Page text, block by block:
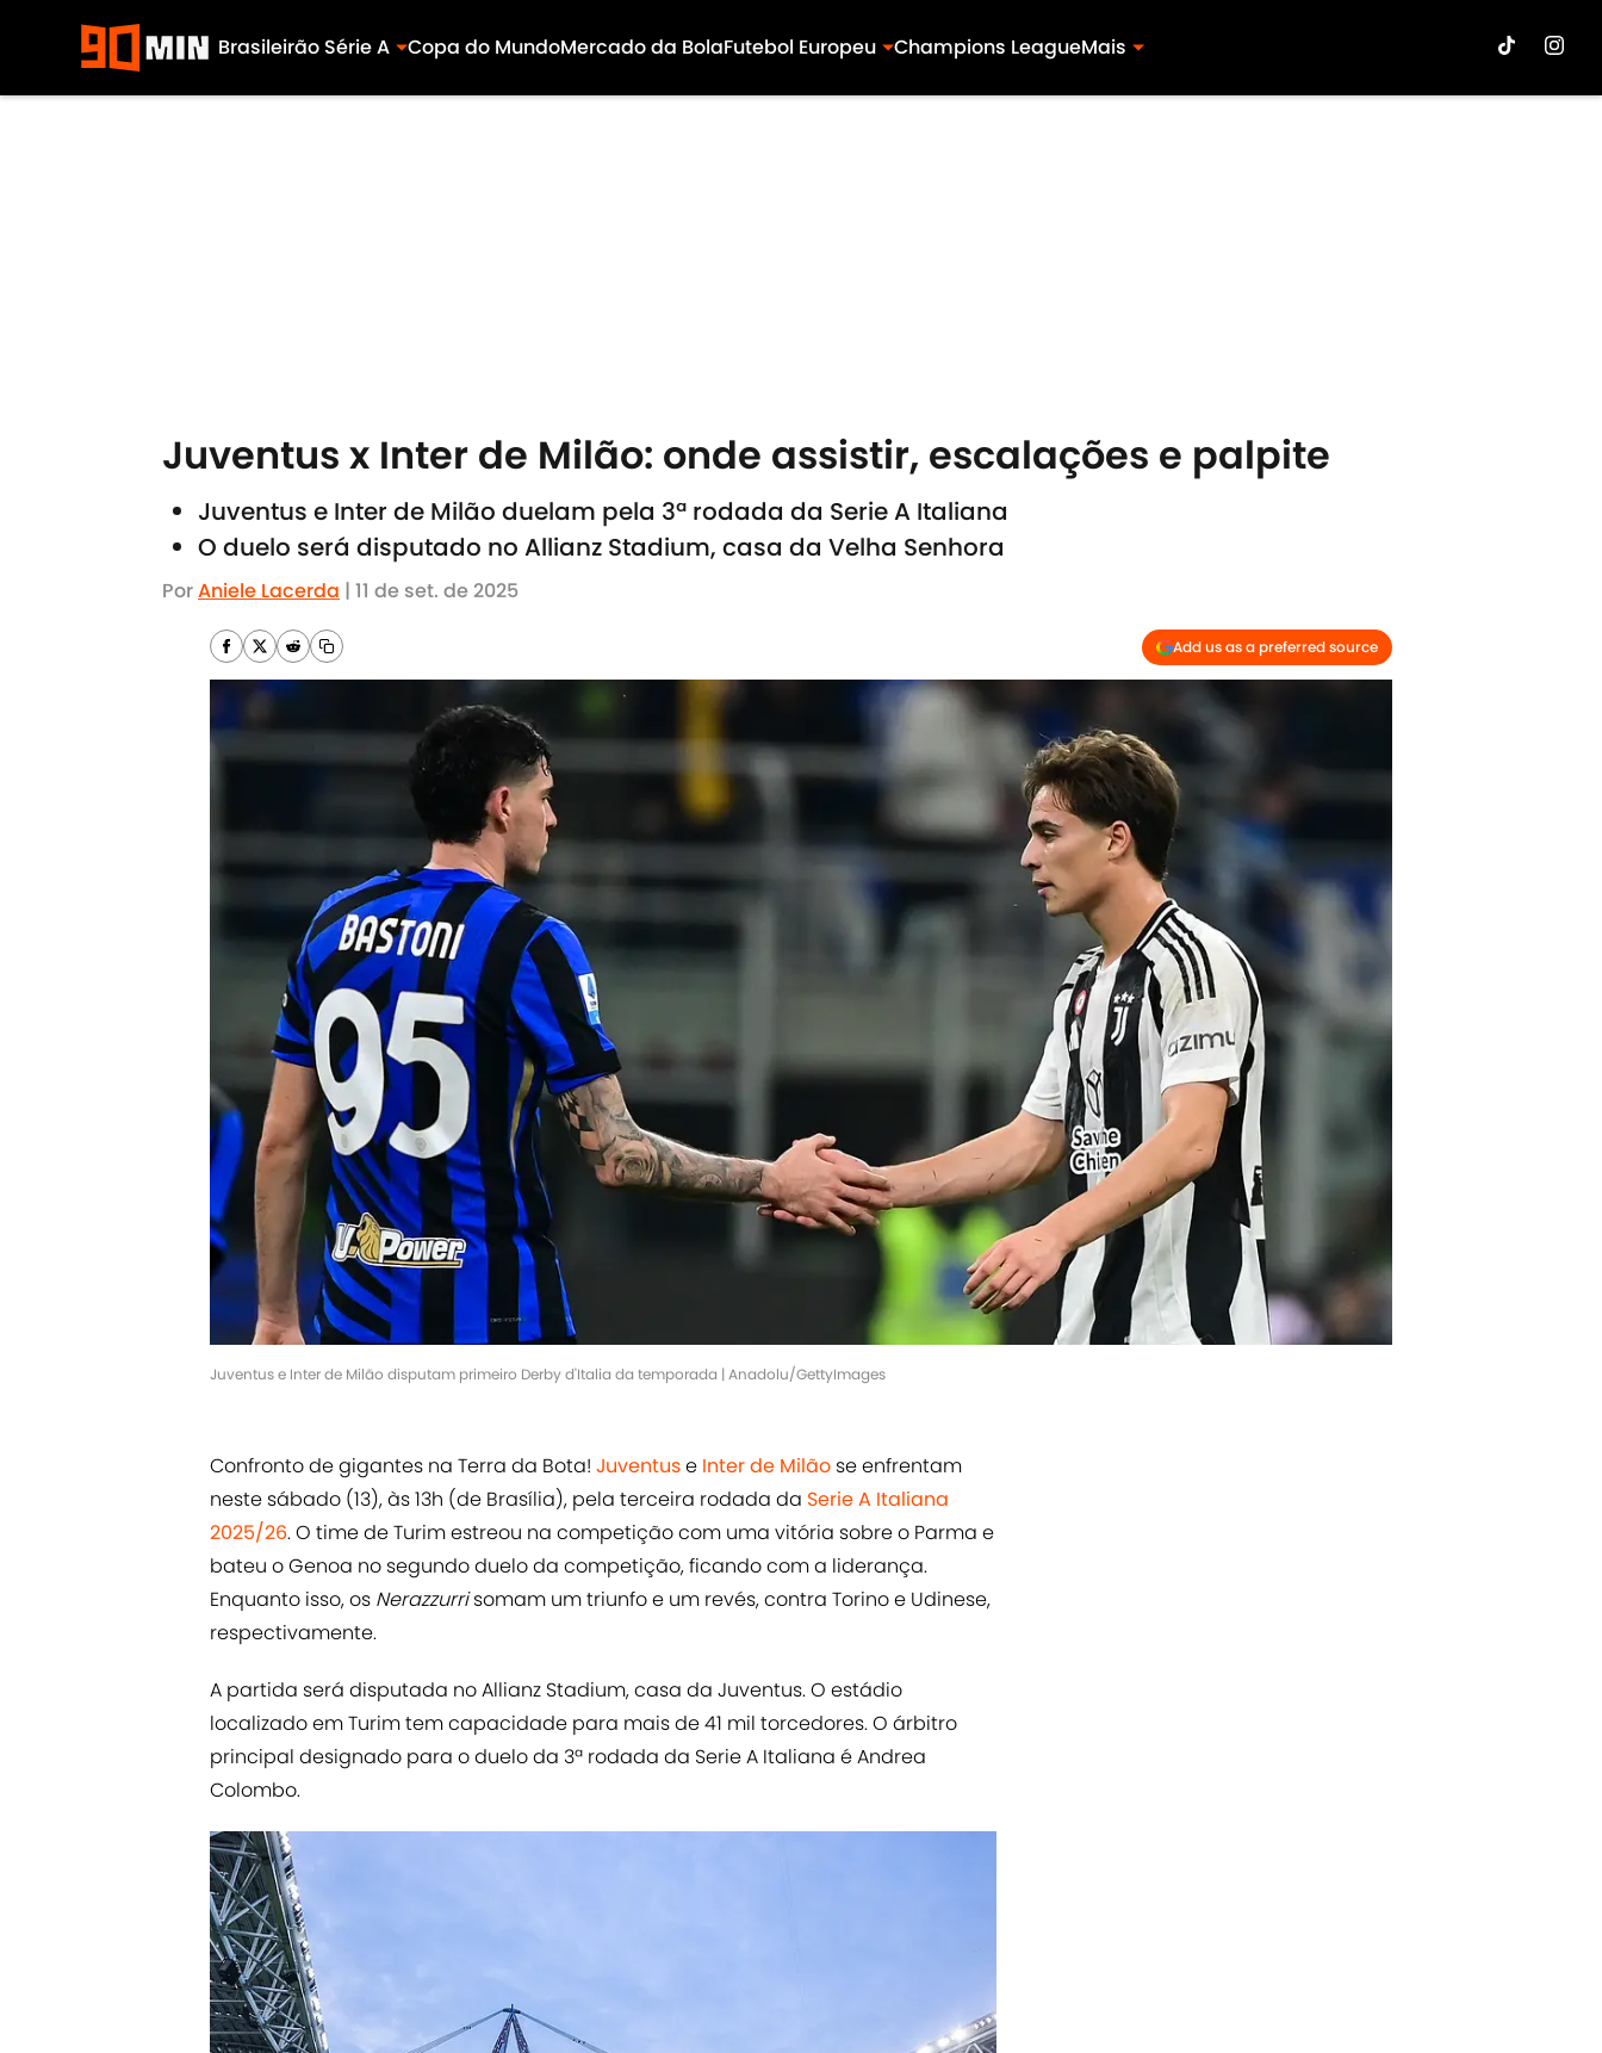
Brasileirão Série A Copa do MundoMercado da BolaFutebol Europeu Champions LeagueMais
Juventus x Inter de Milão: onde assistir, escalações e palpite
Juventus e Inter de Milão duelam pela 3ª rodada da Serie A Italiana
O duelo será disputado no Allianz Stadium, casa da Velha Senhora
PorAniele Lacerda | 11 de set. de 2025
Add us as a preferred source
Juventus e Inter de Milão disputam primeiro Derby d'Italia da temporada | Anadolu/GettyImages
Confronto de gigantes na Terra da Bota! Juventuse Inter de Milão se enfrentam
neste sábado (13), às 13h (de Brasília), pela terceira rodada da Serie A Italiana
2025/26. O time de Turim estreou na competição com uma vitória sobre o Parma e
bateu o Genoa no segundo duelo da competição, ficando com a liderança.
Enquanto isso, os Nerazzurrisomam um triunfo e um revés, contra Torino e Udinese,
respectivamente.
A partida será disputada no Allianz Stadium, casa da Juventus. O estádio
localizado em Turim tem capacidade para mais de 41 mil torcedores. O árbitro
principal designado para o duelo da 3ª rodada da Serie A Italiana é Andrea
Colombo.